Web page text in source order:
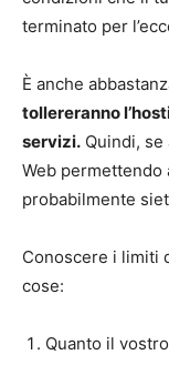
terminato per
È anche
tollereranno
servizi. Quindi,
Web permettendo
probabilmente
Conoscere i limiti
cose:
Quanto il